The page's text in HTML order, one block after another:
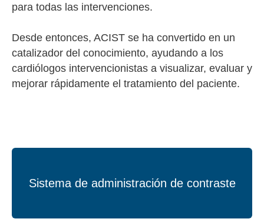
para todas las intervenciones.
Desde entonces, ACIST se ha convertido en un
catalizador del conocimiento, ayudando a los
cardiólogos intervencionistas a visualizar, evaluar y
mejorar rápidamente el tratamiento del paciente.
Sistema de administración de contraste